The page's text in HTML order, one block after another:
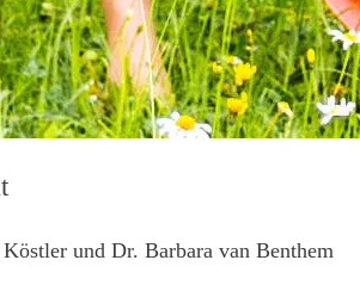
und Dr. Barbara van Benthem